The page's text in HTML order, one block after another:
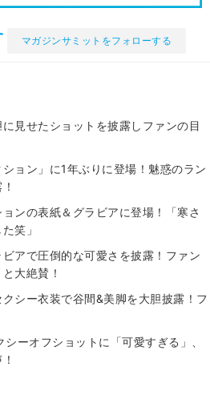
マガジンサミットをフォローする
見せたショットを披露しファンの目
ョン」に1年ぶりに登場！魅惑のラン
ンの表紙＆グラビアに登場！「寒さ
笑」
アで圧倒的な可愛さを披露！ファン
大絶賛！
シー衣装で谷間&美脚を大胆披露！フ
ーオフショットに「可愛すぎる」、